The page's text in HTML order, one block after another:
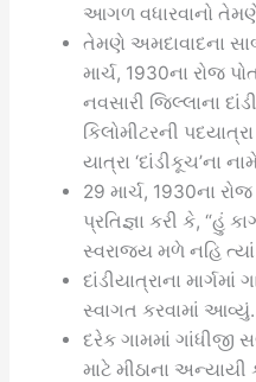
આગળ વધારવાનો
તેમણે અમદાવાદના
માર્ચ, 1930ના રોજ
નવસારી જિલ્લાના
કિલોમીટરની
યાત્રા ‘દાંડીકૂચ’ના
29 માર્ચ, 1930ના
પ્રતિજ્ઞા કરી કે, “હું
સ્વરાજ્ય મળે નહિ
દાંડીયાત્રાના
સ્વાગત કરવામાં આવ્યું.
દરેક ગામમાં ગાંધીજી
માટે મીઠાના